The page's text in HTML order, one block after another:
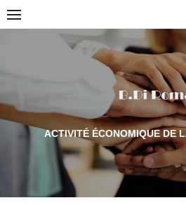
Skip
to
ACTIVITÉ ÉCONOMIQUE DE